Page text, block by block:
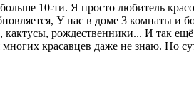
10-ти. Я просто любитель
У нас в доме 3 комнаты и
кактусы, рождественники... И так
красавцев даже не знаю. Но